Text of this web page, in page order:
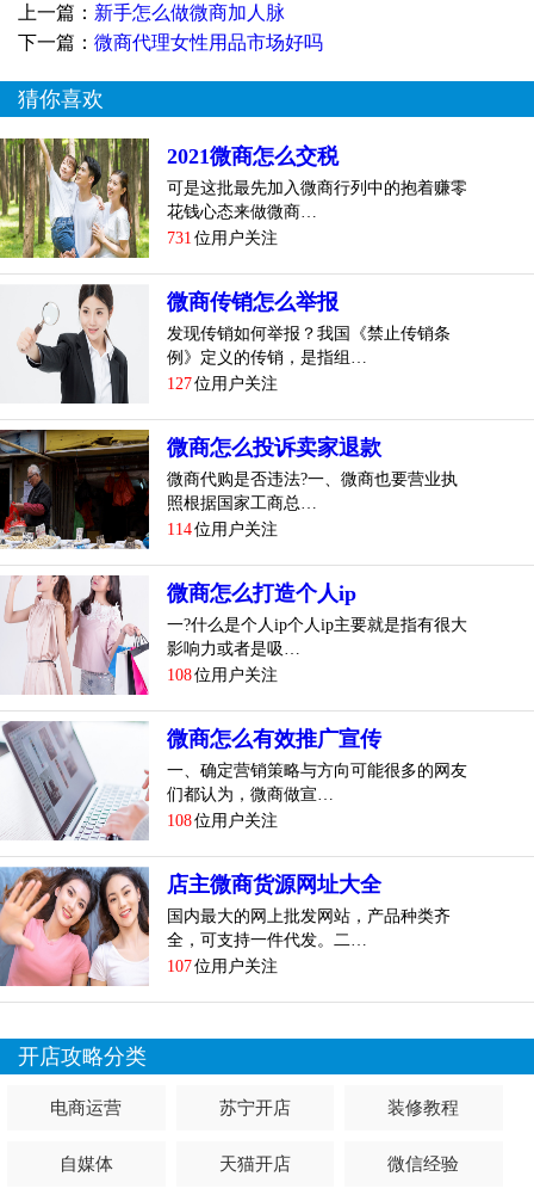
不 到，所 以 还 是 有 很 大 的 市 场 空 间，建 议 新 手 还 没
选 择 好 产 品 的 可 以 先 了 解 微 营 销 。 要 是 由 于 女 性
人 群 的 特 性 以 及 推 广 方 式 更 符 合 受 众 心 理 决 定 的
。一 是 女 性 是 此 类产 品 的 消 费 主 力 军 ，人 群 基 础 加
上 对 产 品 的 理 解 ，是 任 何 其 他 产 品 比 不 了 的 。另外
，对 于 推 广 而 言 ，女 性 讲 求 真 实 、实 效 的 心 理 特 性
，因 此 ，其 有 成 效 的 分 享 转 发 推 荐 方 式 ，在 获 得 大
批 粉 丝 及 消 费 者 方 面 ，比 其 产 品 更 有 天 然 的 优 势
。 膜 一 直 是 朋 友 圈 比较 畅 销 的 产 品 ，但 也 是 竞 争 比
较 大 的 ，据 统 计 ，60% 的 微 商 都 在 卖女 性 产 品 ，其
中 面 膜 的 比 例 占 47% 以 上 ，这 也 说 明 了 产 品 的 火 热
，但 是 不 建 议 新 手 微 商 去 做，如 果 不 会 掌 握 各 种 引
流 方 法，只 会 造 成 囤 货，建 议 先 掌 握 引 流 方 法 再 去
先 是 盲 目 的 选 产 品 ，而 忽 略 了 学 习方 法 ，认 为 只 要
产 品 好，就 能 卖 出 去 ，但 是 客 源 从 哪 里 来 呢 ？如 果
只 是 刷 朋 友 圈 做 熟 人 生 意 ，那 客 源 毕 竟 是 有 限 的，
做 不 长 久 ，而 且 微 信 也 是 一 个 相 对 私 密 的 空 间，不
像 淘 宝 搜 索 关 键 词 进 卖 家 店 铺 选 产 品 就 行，所 以 导
致 很 多 微 商 因 为 没 有 客 源 而 囤 货 卖 不 出 去 ，到 时
候 损 失 可 不 是 一 点 半 点 有 的 甚 至 都 放 弃 了，所 以 学
习 有 效 的 方 法 是 多 么 的 重 要。
第 十 名 ：生 鲜 水 果 、食 品
体 验 过 后 通 过 将 此 类 产 品 分 享 给 朋 友，朋 友 进 行 下
式，很 多 店 铺 做 出了 自 己 的 特 色，打 响 了 口 碑，局 限
上一篇： 新手怎么做微商加人脉
下一篇： 微商代理女性用品市场好吗
猜你喜欢
2021微商怎么交税
可是这批最先加入微商行列中的抱着赚零
花钱心态来做微商…
731 位用户关注
微商传销怎么举报
发现传销如何举报？我国《禁止传销条
例》定义的传销，是指组…
127位用户关注
微商怎么投诉卖家退款
微商代购是否违法?一、微商也要营业执
照根据国家工商总…
114位用户关注
微商怎么打造个人ip
一?什么是个人ip个人ip主要就是指有很大
影响力或者是吸…
108位用户关注
微商怎么有效推广宣传
一、确定营销策略与方向可能很多的网友
们都认为，微商做宣…
108位用户关注
店主微商货源网址大全
国内最大的网上批发网站，产品种类齐
全，可支持一件代发。二…
107位用户关注
开店攻略分类
电商运营 苏宁开店 装修教程
自媒体 天猫开店 微信经验